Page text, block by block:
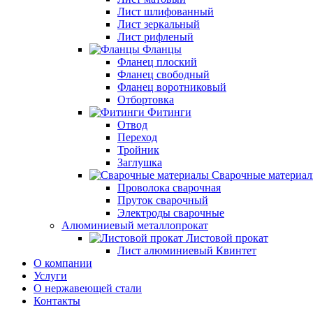
Лист шлифованный
Лист зеркальный
Лист рифленый
Фланцы
Фланец плоский
Фланец свободный
Фланец воротниковый
Отбортовка
Фитинги
Отвод
Переход
Тройник
Заглушка
Сварочные
Проволока сварочная
Пруток сварочный
Электроды сварочные
Алюминиевый металлопрокат
Листовой прокат
Лист алюминиевый Квинтет
О компании
Услуги
О нержавеющей стали
Контакты